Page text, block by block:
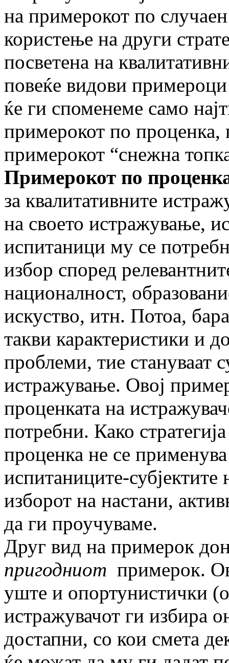
на примерокот по
користење на други
посветена на
повеќе видови
ќе ги споменеме само
примерокот по
примерокот “снежна
Примерокот по
за квалитативните
на своето истражување,
испитаници му се
избор според
националност,
искуство, итн. Потоа,
такви карактеристики и
проблеми, тие стануваат
истражување. Овој
проценката на
потребни. Како
проценка не се
испитаниците-
изборот на настани,
да ги проучуваме.
Друг вид на примерок
пригодниот примерок.
уште и опортунистички
истражувачот ги избира
достапни, со кои смета